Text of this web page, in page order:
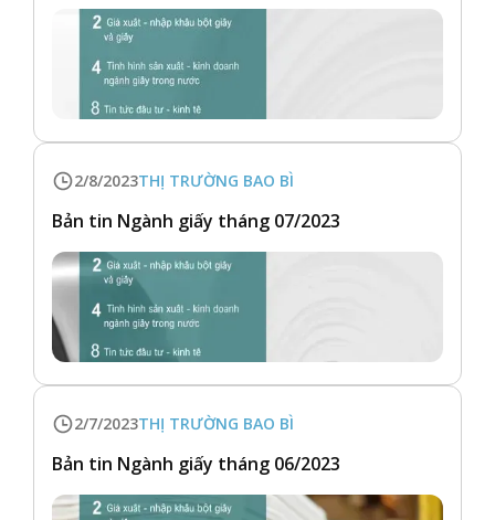
2/8/2023THỊ TRƯỜNG BAO BÌ
Bản tin Ngành giấy tháng 07/2023
2/7/2023THỊ TRƯỜNG BAO BÌ
Bản tin Ngành giấy tháng 06/2023